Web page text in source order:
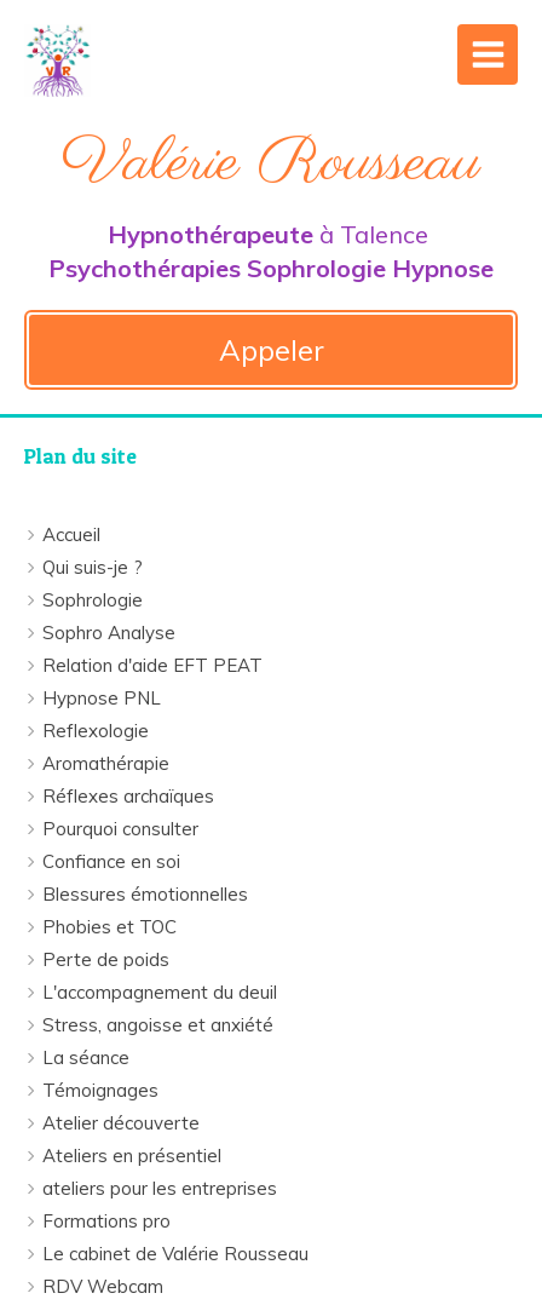
Valérie Rousseau
Hypnothérapeute à Talence
Psychothérapies Sophrologie Hypnose
Appeler
Plan du site
Accueil
Qui suis-je ?
Sophrologie
Sophro Analyse
Relation d'aide EFT PEAT
Hypnose PNL
Reflexologie
Aromathérapie
Réflexes archaïques
Pourquoi consulter
Confiance en soi
Blessures émotionnelles
Phobies et TOC
Perte de poids
L'accompagnement du deuil
Stress, angoisse et anxiété
La séance
Témoignages
Atelier découverte
Ateliers en présentiel
ateliers pour les entreprises
Formations pro
Le cabinet de Valérie Rousseau
RDV Webcam